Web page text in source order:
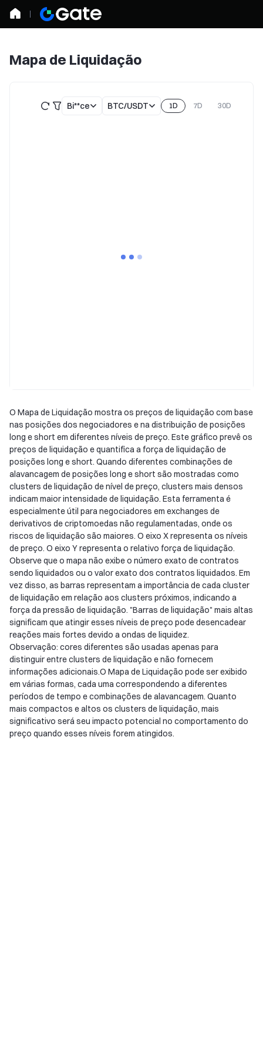
Mapa de Liquidação
Bi**ce BTC/USDT 1D 7D 30D
O Mapa de Liquidação mostra os preços de liquidação com base
nas posições dos negociadores e na distribuição de posições
long e short em diferentes níveis de preço. Este gráfico prevê os
preços de liquidação e quantifica a força de liquidação de
posições long e short. Quando diferentes combinações de
alavancagem de posições long e short são mostradas como
clusters de liquidação de nível de preço, clusters mais densos
indicam maior intensidade de liquidação. Esta ferramenta é
especialmente útil para negociadores em exchanges de
derivativos de criptomoedas não regulamentadas, onde os
riscos de liquidação são maiores. O eixo X representa os níveis
de preço. O eixo Y representa o relativo força de liquidação.
Observe que o mapa não exibe o número exato de contratos
sendo liquidados ou o valor exato dos contratos liquidados. Em
vez disso, as barras representam a importância de cada cluster
de liquidação em relação aos clusters próximos, indicando a
força da pressão de liquidação. "Barras de liquidação" mais altas
significam que atingir esses níveis de preço pode desencadear
reações mais fortes devido a ondas de liquidez.
Observação: cores diferentes são usadas apenas para
distinguir entre clusters de liquidação e não fornecem
informações adicionais.O Mapa de Liquidação pode ser exibido
em várias formas, cada uma correspondendo a diferentes
períodos de tempo e combinações de alavancagem. Quanto
mais compactos e altos os clusters de liquidação, mais
significativo será seu impacto potencial no comportamento do
preço quando esses níveis forem atingidos.